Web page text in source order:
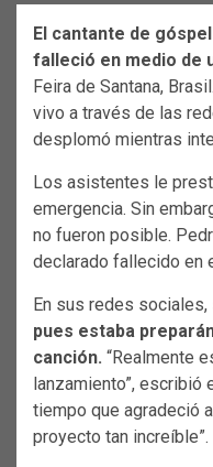
El cantante de
falleció en medio de
Feira de Santana,
vivo a través de las
desplomó mientras
Los asistentes le
emergencia. Sin
no fueron posible.
declarado fallecido en
En sus redes sociales,
pues estaba
canción. “Realmente
lanzamiento”, escribió
tiempo que agradeció
proyecto tan increíble”.